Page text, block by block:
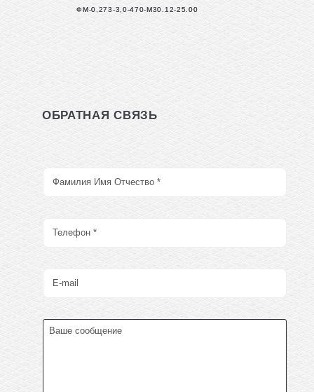
ФМ-0,273-3,0-470-М30.12-25.00
ОБРАТНАЯ СВЯЗЬ